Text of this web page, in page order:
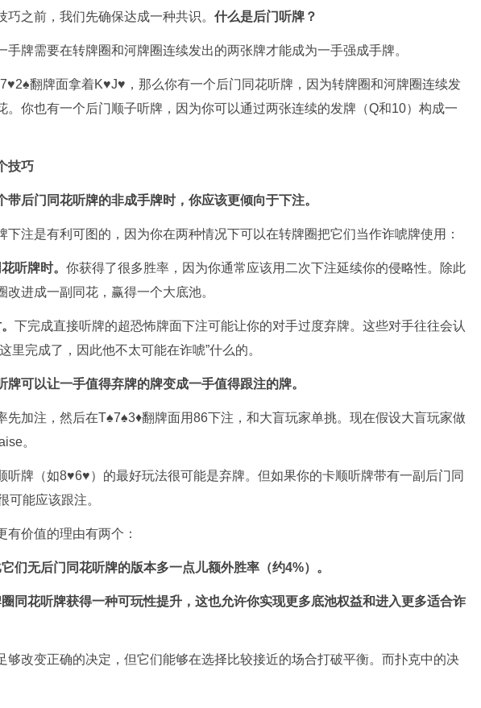
之前，我们先确保达成一种共识。 什么是后门听牌？
手牌需要在转牌圈和河牌圈连续发出的两张牌才能成为一手强成手牌。
翻牌面拿着K♥J♥，那么你有一个后门同花听牌，因为转牌圈和河牌圈连续发
。你也有一个后门顺子听牌，因为你可以通过两张连续的发牌（Q和10）构成一
技巧
带后门同花听牌的非成手牌时，你应该更倾向于下注。
下注是有利可图的，因为你在两种情况下可以在转牌圈把它们当作诈唬牌使用：
听牌时。 你获得了很多胜率，因为你通常应该用二次下注延续你的侵略性。除此
改进成一副同花，赢得一个大底池。
下完成直接听牌的超恐怖牌面下注可能让你的对手过度弃牌。这些对手往往会认
里完成了，因此他不太可能在诈唬”什么的。
牌可以让一手值得弃牌的牌变成一手值得跟注的牌。
先加注，然后在T♠7♠3♦翻牌面用86下注，和大盲玩家单挑。现在假设大盲玩家做
。
听牌（如8♥6♥）的最好玩法很可能是弃牌。但如果你的卡顺听牌带有一副后门同
可能应该跟注。
有价值的理由有两个：
它们无后门同花听牌的版本多一点儿额外胜率（约4%）。
圈同花听牌获得一种可玩性提升，这也允许你实现更多底池权益和进入更多适合诈
够改变正确的决定，但它们能够在选择比较接近的场合打破平衡。而扑克中的决